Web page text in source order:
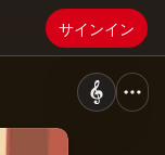
サインイン